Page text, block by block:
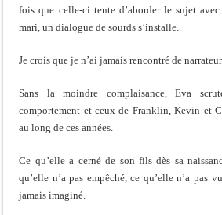
fois que celle-ci tente d’aborder le sujet
mari, un dialogue de sourds s’installe.
Je crois que je n’ai jamais rencontré de
Sans la moindre complaisance, Eva
comportement et ceux de Franklin, Kevin et
au long de ces années.
Ce qu’elle a cerné de son fils dès sa
qu’elle n’a pas empêché, ce qu’elle n’a pas
jamais imaginé.